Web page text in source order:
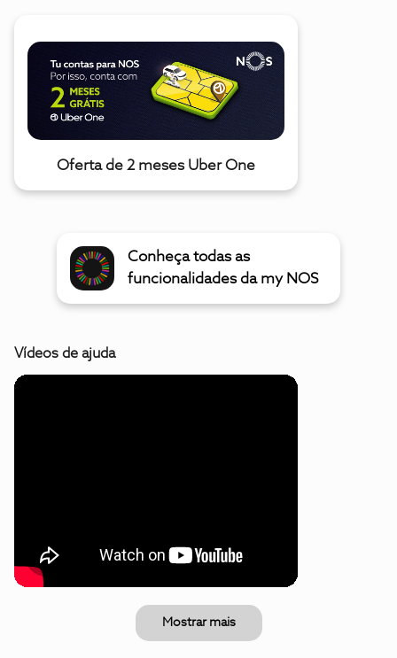
Oferta de 2 meses Uber One
Conheça todas as
funcionalidades da my NOS
Vídeos de ajuda
Mostrar mais